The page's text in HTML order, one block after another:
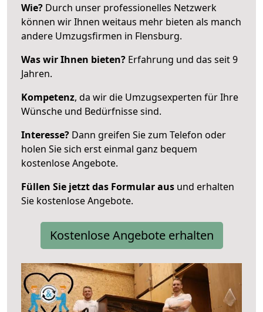
Wie? Durch unser professionelles Netzwerk
können wir Ihnen weitaus mehr bieten als manch
andere Umzugsfirmen in Flensburg.
Was wir Ihnen bieten? Erfahrung und das seit 9
Jahren.
Kompetenz, da wir die Umzugsexperten für Ihre
Wünsche und Bedürfnisse sind.
Interesse? Dann greifen Sie zum Telefon oder
holen Sie sich erst einmal ganz bequem
kostenlose Angebote.
Füllen Sie jetzt das Formular aus und erhalten
Sie kostenlose Angebote.
Kostenlose Angebote erhalten